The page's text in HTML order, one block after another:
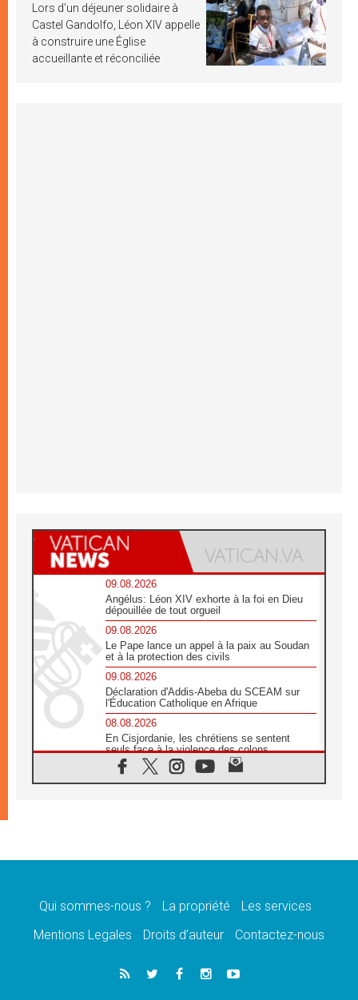
Lors d’un déjeuner solidaire à
Castel Gandolfo, Léon XIV appelle
à construire une Église
accueillante et réconciliée
09.08.2026
Angélus: Léon XIV exhorte à la foi en Dieu
dépouillée de tout orgueil
09.08.2026
Le Pape lance un appel à la paix au Soudan
et à la protection des civils
09.08.2026
Déclaration d'Addis-Abeba du SCEAM sur
l'Éducation Catholique en Afrique
08.08.2026
En Cisjordanie, les chrétiens se sentent
seuls face à la violence des colons
08.08.2026
Léon XIV au sanctuaire de Notre Dame du
08.08.2026
08.08.2026
catholiques
Au Bangladesh, l'Église accompagne les
Dalits sur le chemin de la dignité
Qui sommes-nous ? La propriété
Les services
Mentions Legales
Droits d’auteur Contactez-nous